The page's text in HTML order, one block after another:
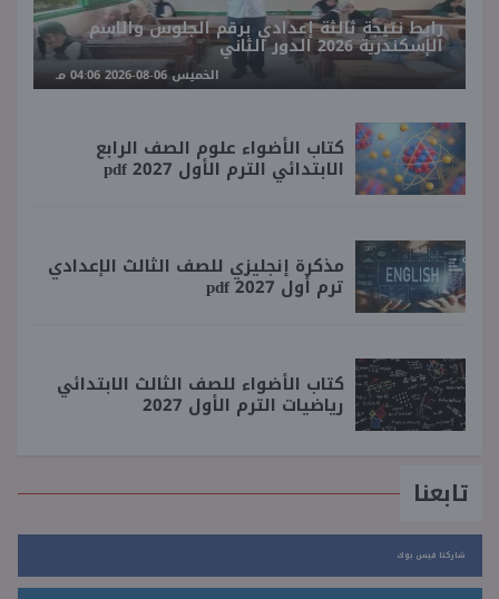
رابط نتيجة ثالثة إعدادي برقم الجلوس والاسم
الإسكندرية 2026 الدور الثاني
الخميس 06-08-2026 04:06 مـ
كتاب الأضواء علوم الصف الرابع
الابتدائي الترم الأول 2027 pdf
مذكرة إنجليزي للصف الثالث الإعدادي
ترم أول 2027 pdf
كتاب الأضواء للصف الثالث الابتدائي
رياضيات الترم الأول 2027
تابعنا
شاركنا فيس بوك